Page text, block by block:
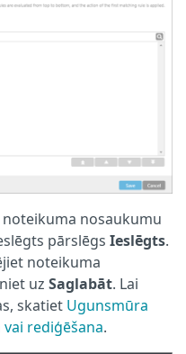
noteikuma nosaukumu
pārslēgs Ieslēgts.
noteikuma
uz Saglabāt. Lai
skatiet Ugunsmūra
rediģēšana.